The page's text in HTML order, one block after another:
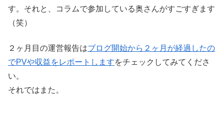
す。それと、コラムで参加している奥さんがすごすぎます
（笑）
２ヶ月目の運営報告はブログ開始から２ヶ月が経過したの
でPVや収益をレポートしますをチェックしてみてくださ
い。
それではまた。